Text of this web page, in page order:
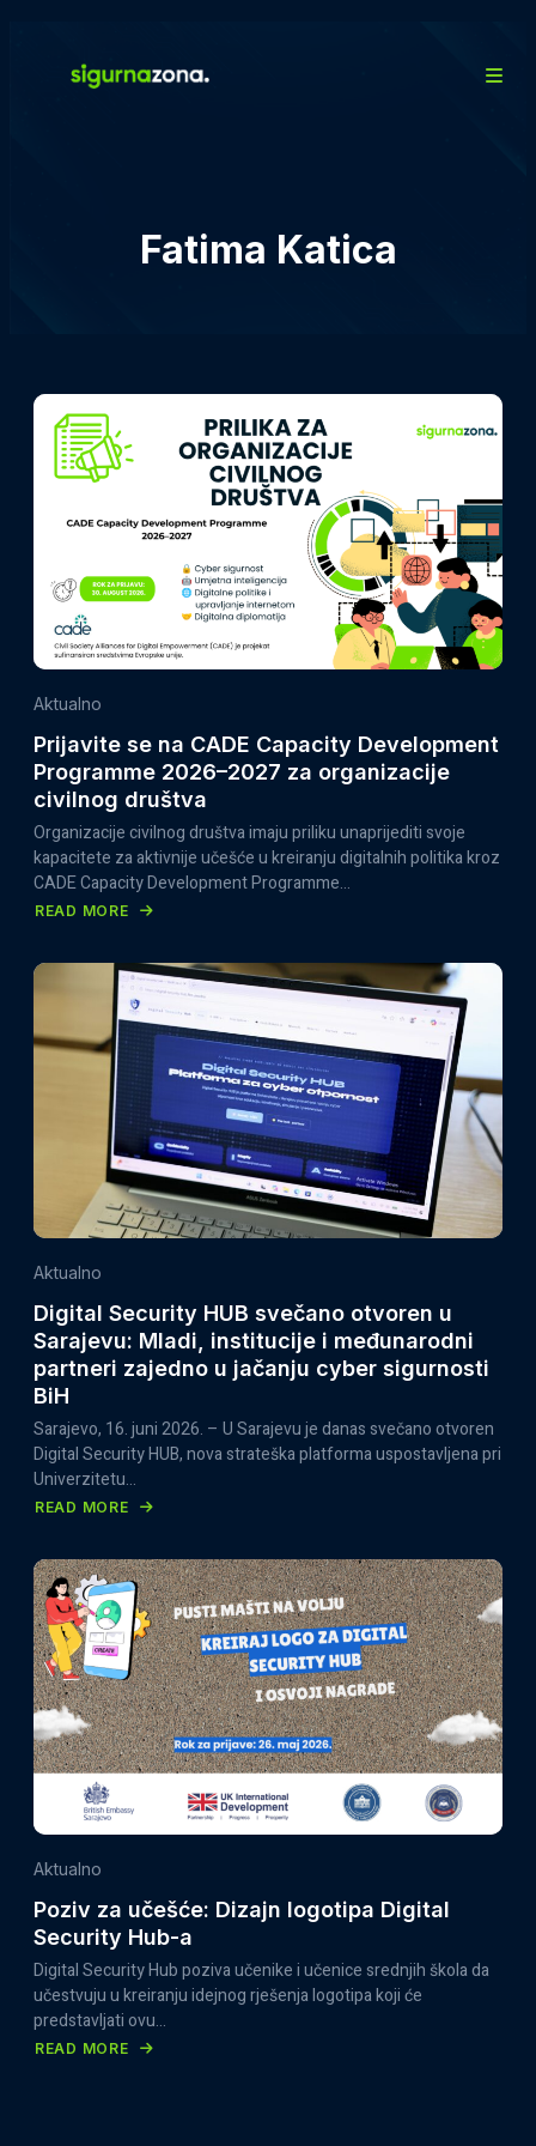
Fatima Katica
Aktualno
Prijavite se na CADE Capacity Development
Programme 2026–2027 za organizacije
civilnog društva
Organizacije civilnog društva imaju priliku unaprijediti svoje
kapacitete za aktivnije učešće u kreiranju digitalnih politika kroz
CADE Capacity Development Programme…
READ MORE
CADE
CAPACITY
DEVELOPMENT
PROGRAMME
ORGANIZACIJE
CIVILNOG
Aktualno
Digital Security HUB svečano otvoren u
Sarajevu: Mladi, institucije i međunarodni
partneri zajedno u jačanju cyber sigurnosti
BiH
Sarajevo, 16. juni 2026. – U Sarajevu je danas svečano otvoren
Digital Security HUB, nova strateška platforma uspostavljena pri
Univerzitetu…
READ MORE
SECURITY
HUB
SVEČANO
OTVOREN
U
SARAJEVU:
MLADI,
INSTITUCIJE
MEĐUNARODNI
PARTNERI
U
JAČANJU
CYBER
SIGURNOSTI
Aktualno
Poziv za učešće: Dizajn logotipa Digital
Security Hub-a
Digital Security Hub poziva učenike i učenice srednjih škola da
učestvuju u kreiranju idejnog rješenja logotipa koji će
predstavljati ovu…
READ MORE